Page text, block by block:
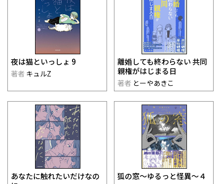
夜は猫といっしょ 9
著者 キュルZ
離婚しても終わらない 共同
親権がはじまる日
著者 とーやあきこ
あなたに触れたいだけなの
狐の窓～ゆるっと怪異～４